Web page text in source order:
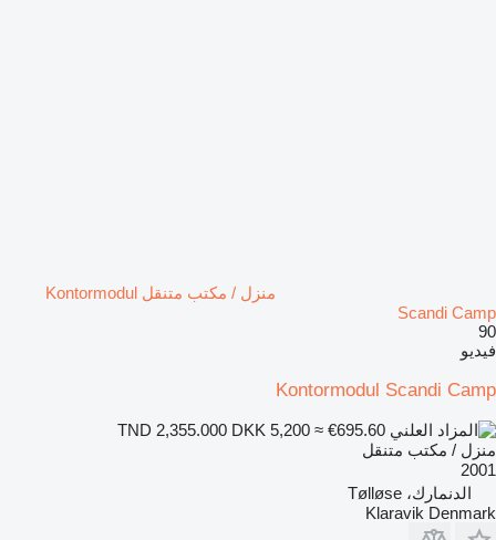
منزل / مكتب متنقل Kontormodul
Scandi Camp
90
فيديو
Kontormodul Scandi Camp
DKK 5,200 ≈ €695.60
منزل / مكتب متنقل
2001
الدنمارك، Tølløse
Klaravik Denmark